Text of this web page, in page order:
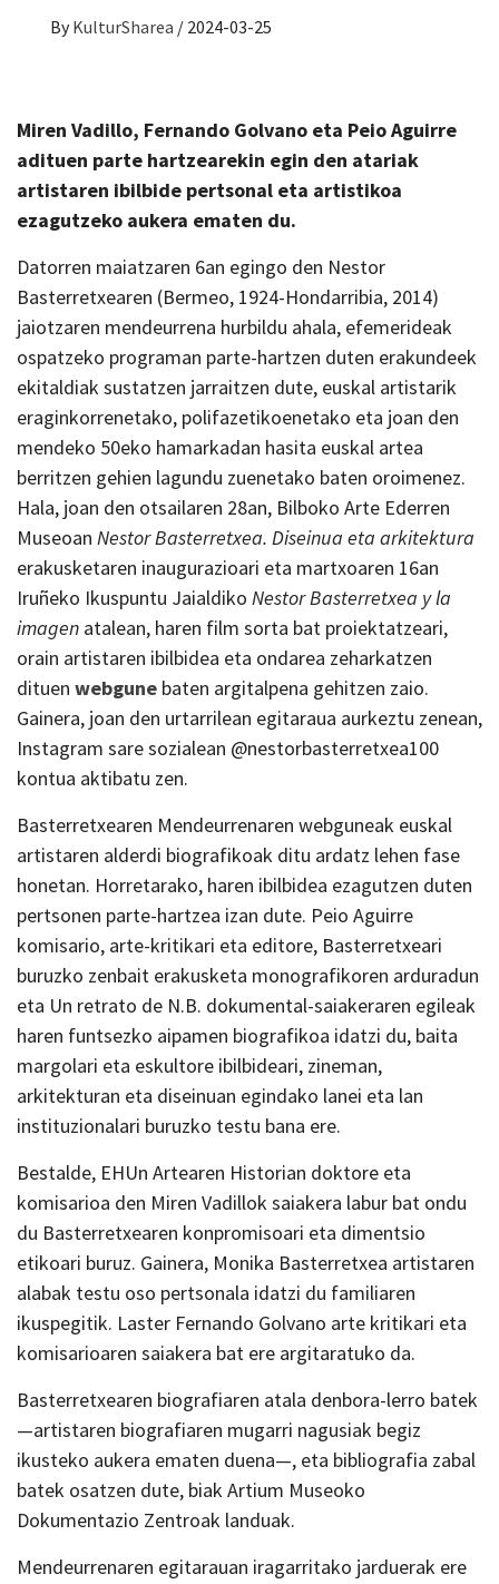
By KulturSharea / 2024-03-25
Miren Vadillo, Fernando Golvano eta Peio Aguirre
adituen parte hartzearekin egin den atariak
artistaren ibilbide pertsonal eta artistikoa
ezagutzeko aukera ematen du.
Datorren maiatzaren 6an egingo den Nestor
Basterretxearen (Bermeo, 1924-Hondarribia, 2014)
jaiotzaren mendeurrena hurbildu ahala, efemerideak
ospatzeko programan parte-hartzen duten erakundeek
ekitaldiak sustatzen jarraitzen dute, euskal artistarik
eraginkorrenetako, polifazetikoenetako eta joan den
mendeko 50eko hamarkadan hasita euskal artea
berritzen gehien lagundu zuenetako baten oroimenez.
Hala, joan den otsailaren 28an, Bilboko Arte Ederren
Museoan Nestor Basterretxea. Diseinua eta arkitektura
erakusketaren inaugurazioari eta martxoaren 16an
Iruñeko Ikuspuntu Jaialdiko Nestor Basterretxea y la
imagen atalean, haren film sorta bat proiektatzeari,
orain artistaren ibilbidea eta ondarea zeharkatzen
dituen webgune baten argitalpena gehitzen zaio.
Gainera, joan den urtarrilean egitaraua aurkeztu zenean,
Instagram sare sozialean @nestorbasterretxea100
kontua aktibatu zen.
Basterretxearen Mendeurrenaren webguneak euskal
artistaren alderdi biografikoak ditu ardatz lehen fase
honetan. Horretarako, haren ibilbidea ezagutzen duten
pertsonen parte-hartzea izan dute. Peio Aguirre
komisario, arte-kritikari eta editore, Basterretxeari
buruzko zenbait erakusketa monografikoren arduradun
eta Un retrato de N.B. dokumental-saiakeraren egileak
haren funtsezko aipamen biografikoa idatzi du, baita
margolari eta eskultore ibilbideari, zineman,
arkitekturan eta diseinuan egindako lanei eta lan
instituzionalari buruzko testu bana ere.
Bestalde, EHUn Artearen Historian doktore eta
komisarioa den Miren Vadillok saiakera labur bat ondu
du Basterretxearen konpromisoari eta dimentsio
etikoari buruz. Gainera, Monika Basterretxea artistaren
alabak testu oso pertsonala idatzi du familiaren
ikuspegitik. Laster Fernando Golvano arte kritikari eta
komisarioaren saiakera bat ere argitaratuko da.
Basterretxearen biografiaren atala denbora-lerro batek
—artistaren biografiaren mugarri nagusiak begiz
ikusteko aukera ematen duena—, eta bibliografia zabal
batek osatzen dute, biak Artium Museoko
Dokumentazio Zentroak landuak.
Mendeurrenaren egitarauan iragarritako jarduerak ere